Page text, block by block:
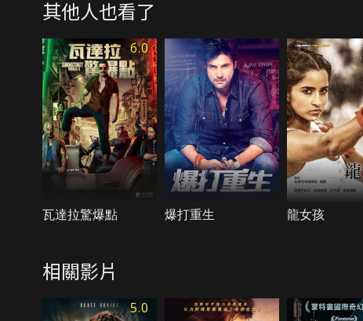
其他人也看了
6.0
瓦達拉驚爆點 爆打重生 龍女孩
相關影片
5.0